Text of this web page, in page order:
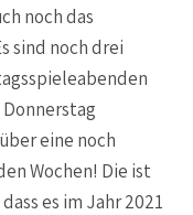
noch das
sind noch drei
eine noch
Wochen! Die ist
es im Jahr 2021